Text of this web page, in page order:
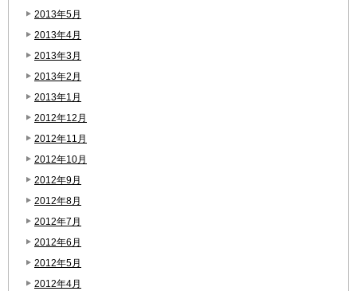
2013年5月
2013年4月
2013年3月
2013年2月
2013年1月
2012年12月
2012年11月
2012年10月
2012年9月
2012年8月
2012年7月
2012年6月
2012年5月
2012年4月